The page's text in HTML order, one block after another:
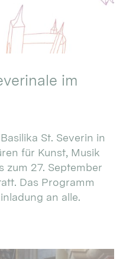
im
St. Severin in
für Kunst, Musik
zum 27. September
Das Programm
an alle.